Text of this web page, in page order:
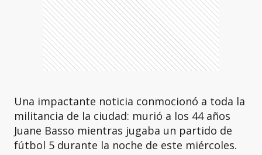
Una impactante noticia conmocionó a toda la
militancia de la ciudad: murió a los 44 años
Juane Basso mientras jugaba un partido de
fútbol 5 durante la noche de este miércoles.